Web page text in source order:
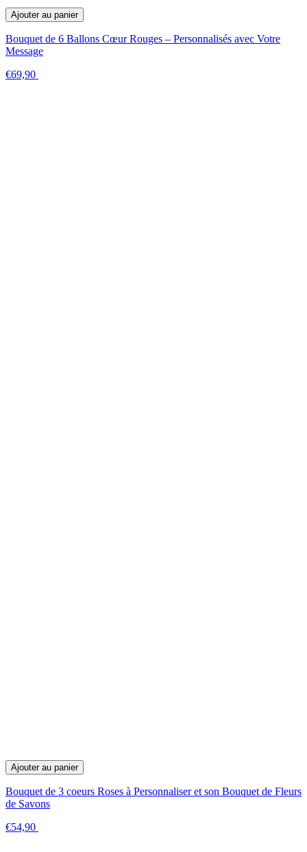
Ajouter au panier
Bouquet de 6 Ballons Cœur Rouges – Personnalisés avec Votre
Message
€69,90
Ajouter au panier
Bouquet de 3 coeurs Roses à Personnaliser et son Bouquet de Fleurs
de Savons
€54,90